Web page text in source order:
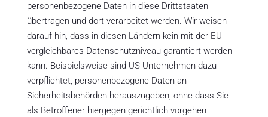
personenbezogene Daten in diese Drittstaaten
übertragen und dort verarbeitet werden. Wir weisen
darauf hin, dass in diesen Ländern kein mit der EU
vergleichbares Datenschutzniveau garantiert werden
kann. Beispielsweise sind US-Unternehmen dazu
verpflichtet, personenbezogene Daten an
Sicherheitsbehörden herauszugeben, ohne dass Sie
als Betroffener hiergegen gerichtlich vorgehen